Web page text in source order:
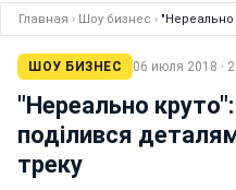
Главная › Шоу бизнес › "Нереально
ШОУ БИЗНЕС 06 июля 2018 ·
"Нереально
поділився
треку